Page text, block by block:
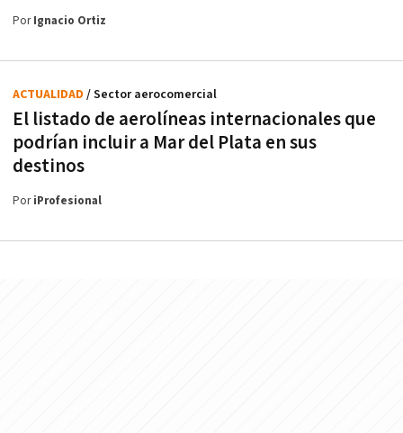
PorIgnacio Ortiz
El listado de aerolíneas internacionales que
podrían incluir a Mar del Plata en sus
destinos
ACTUALIDAD / Sector aerocomercial
PoriProfesional